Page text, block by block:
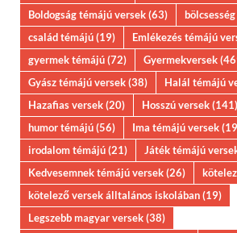
Boldogság témájú versek(63)
család témájú(19) Emlékezés témájú
gyermek témájú(72) Gyermekversek
Gyász témájú versek(38) Halál témájú
Hazafias versek(20) Hosszú versek(141)
humor témájú(56) Ima témájú versek
irodalom témájú(21) Játék témájú
Kedvesemnek témájú versek(26)
kötelező versek álltalános iskolában(19)
Legszebb magyar versek(38)